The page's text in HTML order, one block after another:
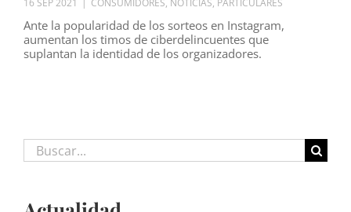
16 SEP 2021 | CONSUMIDORES, NOTICIAS, PARTICULARES
Ante la popularidad de los sorteos en Instagram,
aumentan los timos de ciberdelincuentes que
suplantan la identidad de los organizadores.
Buscar: